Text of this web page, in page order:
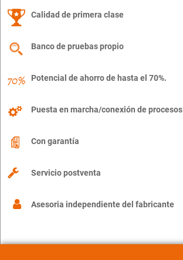
Calidad de primera clase
Banco de pruebas propio
Potencial de ahorro de hasta el 70%.
Puesta en marcha/conexión de procesos
Con garantía
Servicio postventa
Asesoria independiente del fabricante